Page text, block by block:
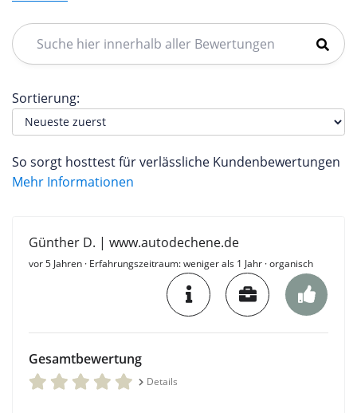
Sortierung:
So sorgt hosttest für verlässliche Kundenbewertungen
Mehr Informationen
Günther D. | www.autodechene.de
vor 5 Jahren · Erfahrungszeitraum: weniger als 1 Jahr · organisch
Gesamtbewertung
Details